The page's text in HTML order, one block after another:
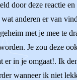
door deze reactie en
anderen er van
met je mee te
Je zou deze
er in je omgaat!. Ik
wanneer ik niet